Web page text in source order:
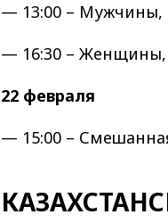
— 13:00 – Мужчины,
— 16:30 – Женщины,
22 февраля
— 15:00 –